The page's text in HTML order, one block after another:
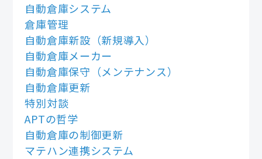
自動倉庫システム
倉庫管理
自動倉庫新設（新規導入）
自動倉庫メーカー
自動倉庫保守（メンテナンス）
自動倉庫更新
特別対談
APTの哲学
自動倉庫の制御更新
マテハン連携システム